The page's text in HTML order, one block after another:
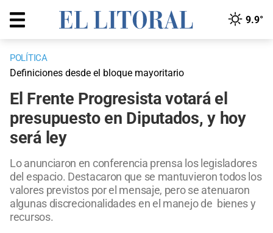
9.9°
POLÍTICA
Definiciones desde el bloque mayoritario
El Frente Progresista votará el
presupuesto en Diputados, y hoy
será ley
Lo anunciaron en conferencia prensa los legisladores
del espacio. Destacaron que se mantuvieron todos los
valores previstos por el mensaje, pero se atenuaron
algunas discrecionalidades en el manejo de bienes y
recursos.